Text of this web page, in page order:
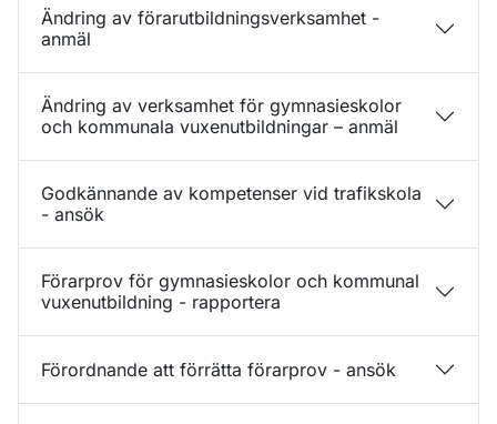
Ändring av förarutbildningsverksamhet -
anmäl
Ändring av verksamhet för gymnasieskolor
och kommunala vuxenutbildningar – anmäl
Godkännande av kompetenser vid trafikskola
- ansök
Förarprov för gymnasieskolor och kommunal
vuxenutbildning - rapportera
Förordnande att förrätta förarprov - ansök